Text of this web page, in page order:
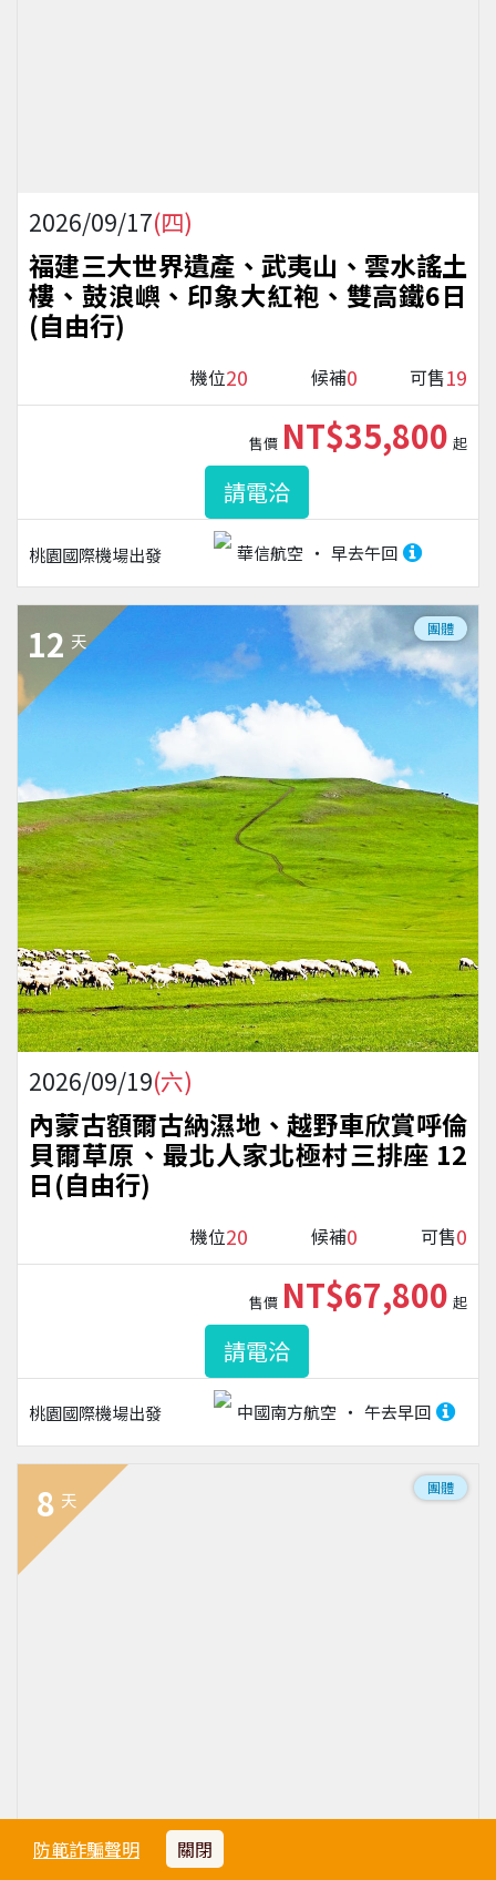
防範詐騙聲明 關閉
2026/09/17(四)
福建三大世界遺產、武夷山、雲水謠土
樓、鼓浪嶼、印象大紅袍、雙高鐵6日
(自由行)
機位20 候補0 可售19
桃園國際機場出發 華信航空 早去午回
售價 NT$35,800 起
請電洽
12 天
團體
2026/09/19(六)
內蒙古額爾古納濕地、越野車欣賞呼倫
貝爾草原、最北人家北極村三排座 12
日(自由行)
機位20 候補0 可售0
桃園國際機場出發 中國南方航空 午去早回
售價 NT$67,800 起
請電洽
8 天
團體